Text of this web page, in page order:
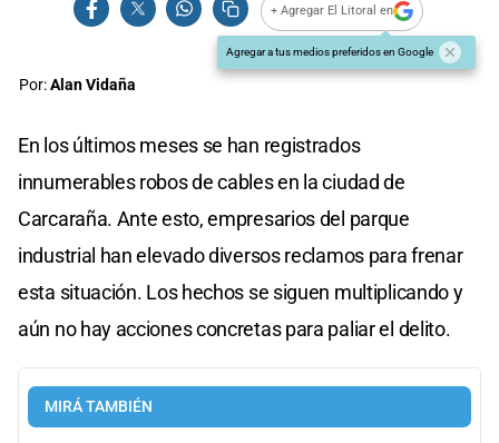
+ Agregar El Litoral en
Agregar a tus medios preferidos en Google
Por:Alan Vidaña
En los últimos meses se han registrados
innumerables robos de cables en la ciudad de
Carcaraña. Ante esto, empresarios del parque
industrial han elevado diversos reclamos para frenar
esta situación. Los hechos se siguen multiplicando y
aún no hay acciones concretas para paliar el delito.
MIRÁ TAMBIÉN